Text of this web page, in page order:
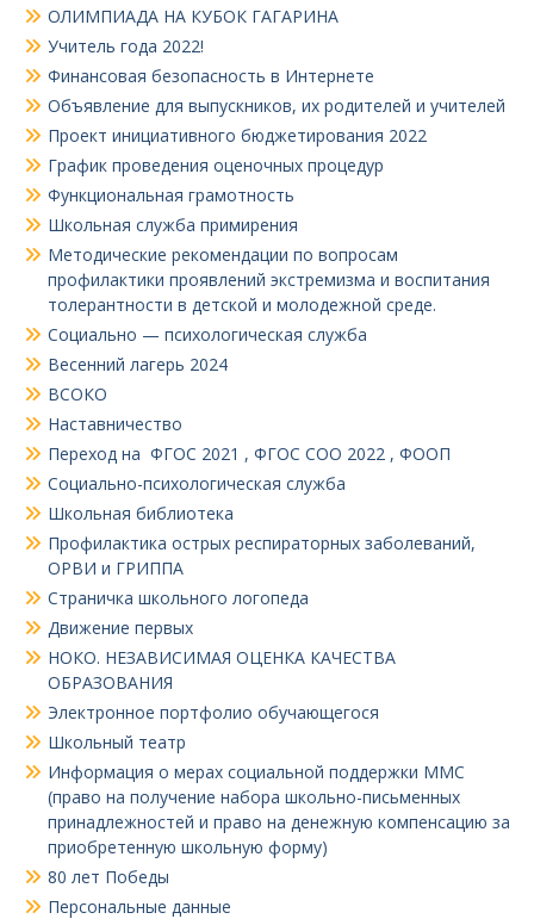
ОЛИМПИАДА НА КУБОК ГАГАРИНА
Учитель года 2022!
Финансовая безопасность в Интернете
Объявление для выпускников, их родителей и учителей
Проект инициативного бюджетирования 2022
График проведения оценочных процедур
Функциональная грамотность
Школьная служба примирения
Методические рекомендации по вопросам
профилактики проявлений экстремизма и воспитания
толерантности в детской и молодежной среде.
Социально — психологическая служба
Весенний лагерь 2024
ВСОКО
Наставничество
Переход на ФГОС 2021 , ФГОС СОО 2022 , ФООП
Социально-психологическая служба
Школьная библиотека
Профилактика острых респираторных заболеваний,
ОРВИ и ГРИППА
Страничка школьного логопеда
Движение первых
НОКО. НЕЗАВИСИМАЯ ОЦЕНКА КАЧЕСТВА
ОБРАЗОВАНИЯ
Электронное портфолио обучающегося
Школьный театр
Информация о мерах социальной поддержки ММС
(право на получение набора школьно-письменных
принадлежностей и право на денежную компенсацию за
приобретенную школьную форму)
80 лет Победы
Персональные данные